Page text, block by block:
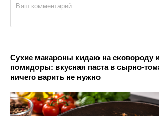
Сухие макароны кидаю на сковороду
помидоры: вкусная паста в сырно-
ничего варить не нужно